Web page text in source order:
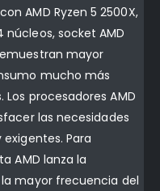
AMD Ryzen 5 2500X,
socket AMD
mayor
mucho más
procesadores AMD
las necesidades
Para
AMD lanza la
mayor frecuencia del